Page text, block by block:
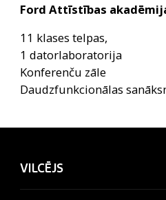
Ford Attīstības
11 klases telpas,
1 datorlaboratorija
Konferenču zāle
Daudzfunkcionālas
VILCĒJS